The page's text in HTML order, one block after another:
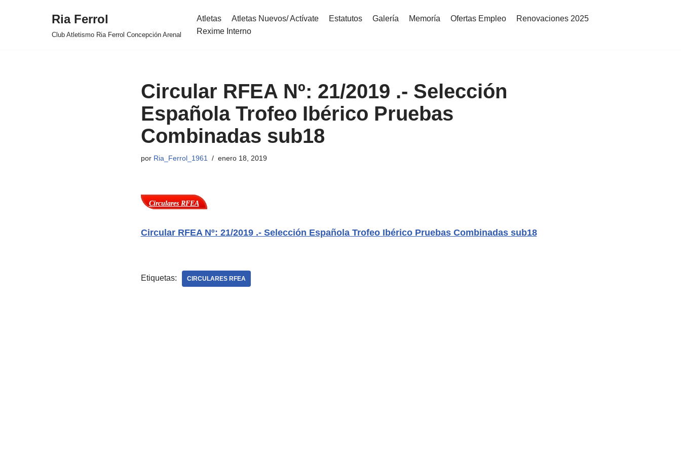
Ria Ferrol
Club Atletismo Ria Ferrol Concepción Arenal
Atletas Atletas Nuevos/ Actívate Estatutos Galería Memoría Ofertas Empleo
Renovaciones 2025
Rexime Interno
Circular RFEA Nº: 21/2019 .- Selección
Española Trofeo Ibérico Pruebas
Combinadas sub18
por Ria_Ferrol_1961 enero 18, 2019
Circulares RFEA
Circular RFEA Nº: 21/2019 .- Selección Española Trofeo Ibérico Pruebas Combinadas sub18
Etiquetas: CIRCULARES RFEA